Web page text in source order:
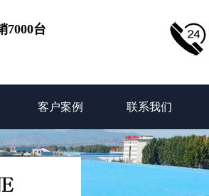
7000台
客户案例 联系我们